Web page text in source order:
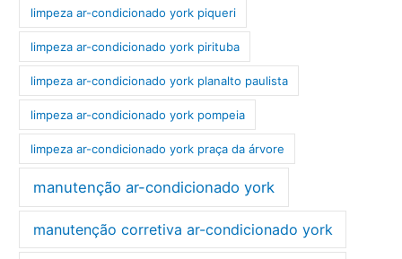
limpeza ar-condicionado york piqueri
limpeza ar-condicionado york pirituba
limpeza ar-condicionado york planalto paulista
limpeza ar-condicionado york pompeia
limpeza ar-condicionado york praça da árvore
manutenção ar-condicionado york
manutenção corretiva ar-condicionado york